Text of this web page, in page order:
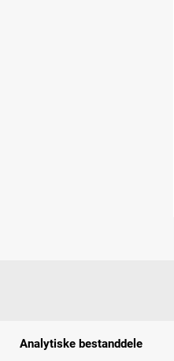
Analytiske bestanddele